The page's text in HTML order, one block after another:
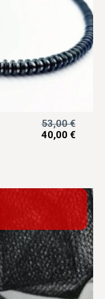
53,00€
40,00 €